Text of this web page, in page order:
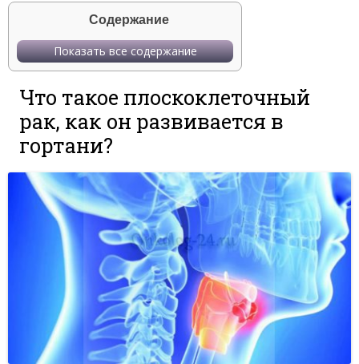
Содержание
Показать все содержание
Что такое плоскоклеточный
рак, как он развивается в
гортани?